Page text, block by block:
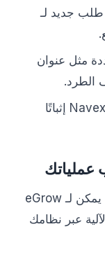
طلب جديد لـ
مثل عنوان
الطرد.
عندما تقدم Navex إثباتًا
عند تلقي مشغل من Navex Delivery، يمكن لـ eGrow
عبر نظامك